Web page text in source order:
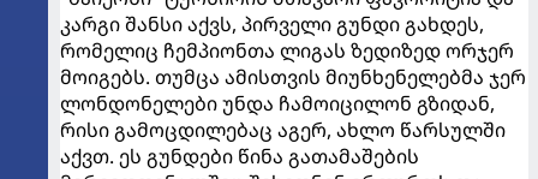
კარგი შანსი აქვს, პირველი გუნდი გახდეს,
რომელიც ჩემპიონთა ლიგას ზედიზედ ორჯერ
მოიგებს. თუმცა ამისთვის მიუნხენელებმა ჯერ
ლონდონელები უნდა ჩამოიცილონ გზიდან,
რისი გამოცდილებაც აგერ, ახლო წარსულში
აქვთ. ეს გუნდები წინა გათამაშების